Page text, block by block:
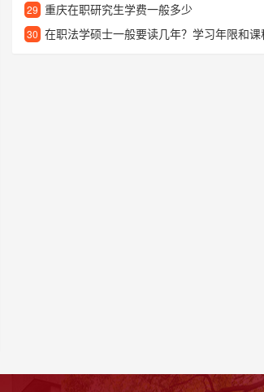
29 重庆在职研究生学费一般多少
30 在职法学硕士一般要读几年？学习年限和课程安